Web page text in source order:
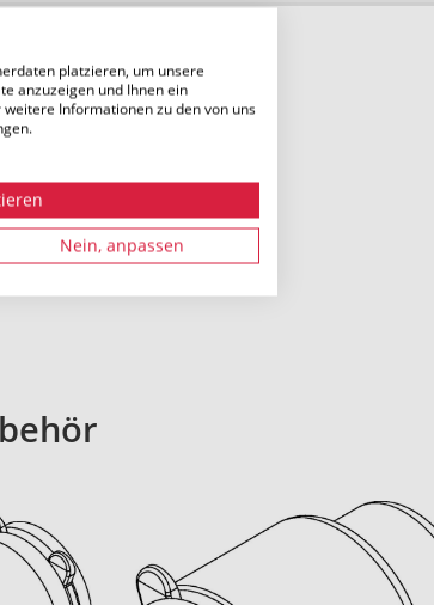
platzieren, um unsere
anzuzeigen und Ihnen ein
Informationen zu den von uns
Nein, anpassen
vorbehalten.